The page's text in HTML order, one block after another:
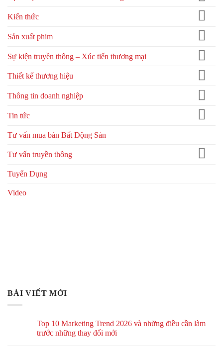
Kiến thức
Sản xuất phim
Sự kiện truyền thông – Xúc tiến thương mại
Thiết kế thương hiệu
Thông tin doanh nghiệp
Tin tức
Tư vấn mua bán Bất Động Sản
Tư vấn truyền thông
Tuyển Dụng
Video
BÀI VIẾT MỚI
Top 10 Marketing Trend 2026 và những điều cần làm
trước những thay đổi mới